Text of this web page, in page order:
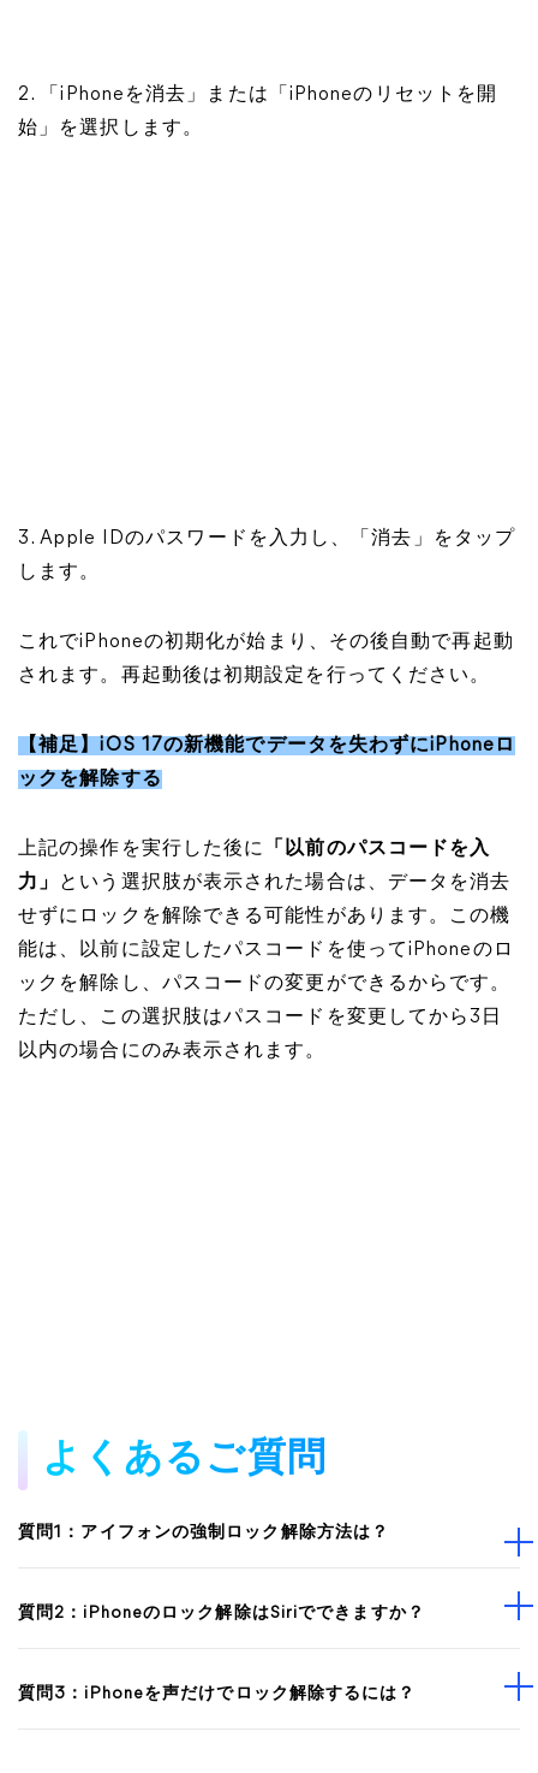
2. 「iPhoneを消去」または「iPhoneのリセットを開
始」を選択します。
3. Apple IDのパスワードを入力し、「消去」をタップ
します。
これでiPhoneの初期化が始まり、その後自動で再起動
されます。再起動後は初期設定を行ってください。
【補足】iOS 17の新機能でデータを失わずにiPhoneロ
ックを解除する
上記の操作を実行した後に
「以前のパスコードを入
力」
という選択肢が表示された場合は、データを消去
せずにロックを解除できる可能性があります。この機
能は、以前に設定したパスコードを使ってiPhoneのロ
ックを解除し、パスコードの変更ができるからです。
ただし、この選択肢はパスコードを変更してから3日
以内の場合にのみ表示されます。
よくあるご質問
質問1：アイフォンの強制ロック解除方法は？
質問2：iPhoneのロック解除はSiriでできますか？
質問3：iPhoneを声だけでロック解除するには？